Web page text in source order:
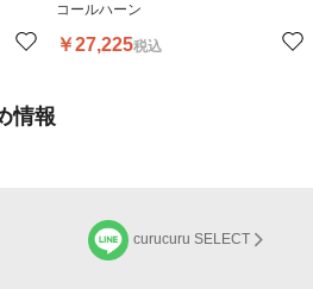
コールハーン
￥27,225税込
情報
curucuru SELECT